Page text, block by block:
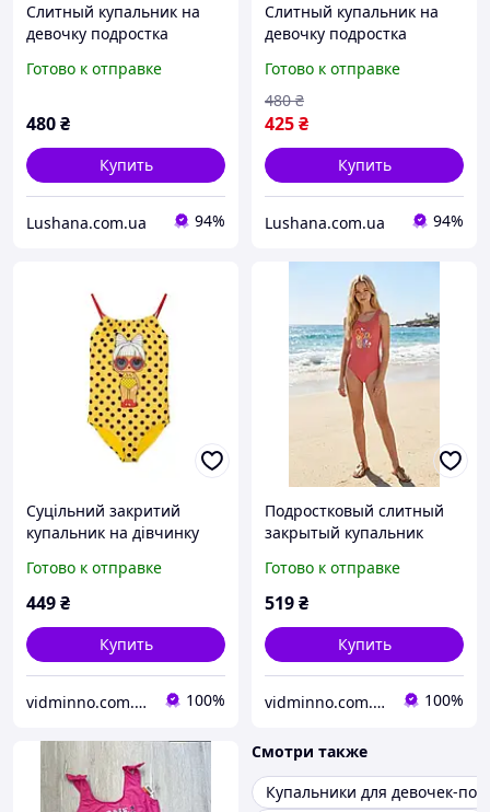
Слитный купальник на
девочку подростка
лет
Готово к отправке
480₴
Купить
Lushana.com.ua 94%
Слитный купальник на
девочку подростка
лет
Готово к отправке
425₴
480 ₴
Купить
Lushana.com.ua 94%
Cуцільний закритий
купальник на дівчинку
років, LOL
Готово к отправке
449₴
Купить
vidminno.com.ua - відмінний одяг для всієї родини 100%
Подростковый слитный
закрытый купальник
р.158-164, 12-14 лет
Готово к отправке
519₴
Купить
vidminno.com.ua - відмінний одяг для всієї родини 100%
Смотри также
Купальники для девочек-